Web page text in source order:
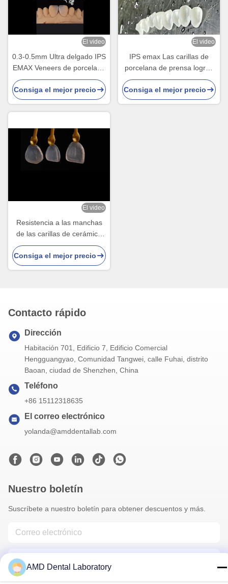
El video
0.3-0.5mm Ultra delgado IPS
EMAX Veneers de porcelana
para el cambio de imagen
de la sonrisa estética
Consiga el mejor precio
El video
IPS emax Las carillas de
porcelana de prensa logran
una sonrisa natural y
radiante
Consiga el mejor precio
El video
Resistencia a las manchas
de las carillas de cerámica
ultra delgadas IPS EMAX
para restauraciones
estéticas
Consiga el mejor precio
Contacto rápido
Dirección
Habitación 701, Edificio 7, Edificio Comercial
Hengguangyao, Comunidad Tangwei, calle Fuhai, distrito
Baoan, ciudad de Shenzhen, China
Teléfono
+86 15112318635
El correo electrónico
yolanda@amddentallab.com
Nuestro boletín
Suscríbete a nuestro boletín para obtener descuentos y más.
AMD Dental Laboratory